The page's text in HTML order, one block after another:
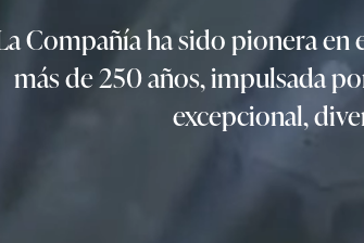
Compañía ha sido pionera
más de 250 años, impulsada
excepcional,